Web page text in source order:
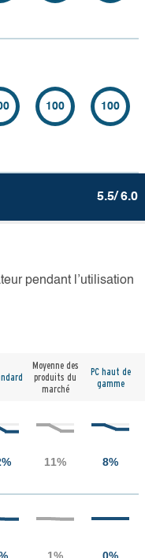
100 100
5.5/ 6.0
pendant l’utilisation
Moyenne des
produits du
marché
PC haut de
gamme